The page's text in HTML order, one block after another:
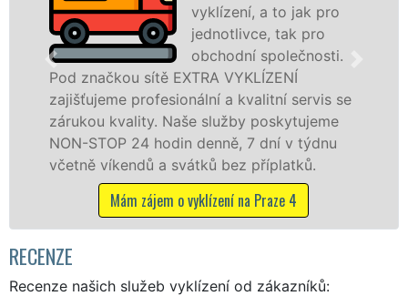
vyklízení, a to jak pro
jednotlivce, tak pro
obchodní společnosti.
VYKLÍZENÍ
a kvalitní servis se
služby poskytujeme
denně, 7 dní v týdnu
bez příplatků.
vyklízení na Praze 4
na Spořilově a
službu jak fyzickým,
osobám se zárukou
práce, a to NON-
Mám zájem o
RECENZE
Recenze našich služeb vyklízení od zákazníků: